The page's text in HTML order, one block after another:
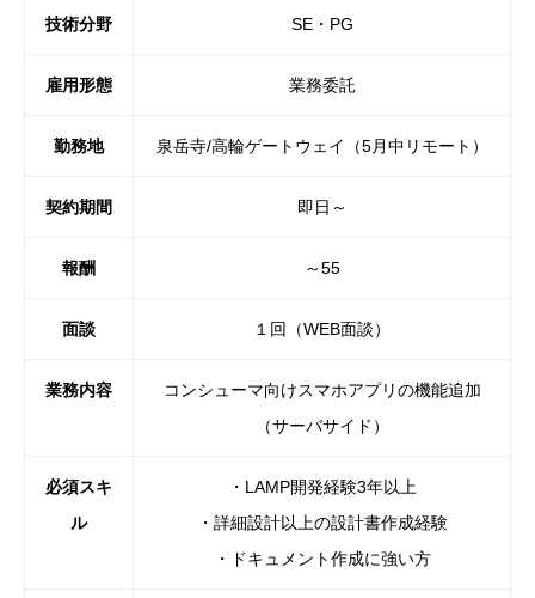
技術分野 SE・PG
雇用形態 業務委託
勤務地 泉岳寺/高輪ゲートウェイ（5月中リモート）
契約期間 即日～
報酬 ～55
面談 １回（WEB面談）
業務内容
コンシューマ向けスマホアプリの機能追加
（サーバサイド）
必須スキ
ル
・LAMP開発経験3年以上
・詳細設計以上の設計書作成経験
・ドキュメント作成に強い方